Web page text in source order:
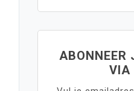
ABONNEER
VIA